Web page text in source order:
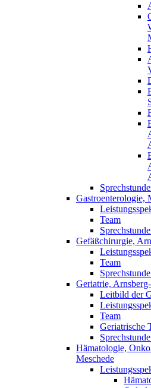
Gastroenterologie,
Team
Gefäßchirurgie,
Team
Geriatrie,
Leitbild der
Team
Geriatrische
Hämatologie,
Meschede